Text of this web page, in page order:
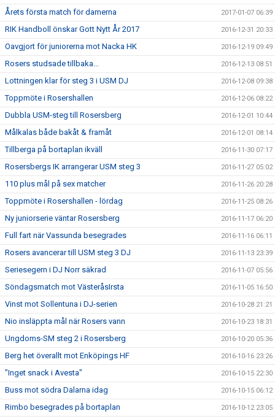
Årets första match för damerna 2017-01-07 06:39
RIK Handboll önskar Gott Nytt År 2017 2016-12-31 20:33
Oavgjort för juniorerna mot Nacka HK 2016-12-19 09:49
Rosers studsade tillbaka... 2016-12-13 08:51
Lottningen klar för steg 3 i USM DJ 2016-12-08 09:38
Toppmöte i Rosershallen 2016-12-06 08:22
Dubbla USM-steg till Rosersberg 2016-12-01 10:44
Målkalas både bakåt & framåt 2016-12-01 08:14
Tillberga på bortaplan ikväll 2016-11-30 07:17
Rosersbergs IK arrangerar USM steg 3 2016-11-27 05:02
110 plus mål på sex matcher 2016-11-26 20:28
Toppmöte i Rosershallen - lördag 2016-11-25 08:26
Ny juniorserie väntar Rosersberg 2016-11-17 06:20
Full fart när Vassunda besegrades 2016-11-16 06:11
Rosers avancerar till USM steg 3 DJ 2016-11-13 23:39
Seriesegern i DJ Norr säkrad 2016-11-07 05:56
Söndagsmatch mot VästeråsIrsta 2016-11-05 16:50
Vinst mot Sollentuna i DJ-serien 2016-10-28 21:21
Nio insläppta mål när Rosers vann 2016-10-23 18:31
Ungdoms-SM steg 2 i Rosersberg 2016-10-20 05:36
Berg het överallt mot Enköpings HF 2016-10-16 23:26
"Inget snack i Avesta" 2016-10-15 22:30
Buss mot södra Dalarna idag 2016-10-15 06:12
Rimbo besegrades på bortaplan 2016-10-12 23:05